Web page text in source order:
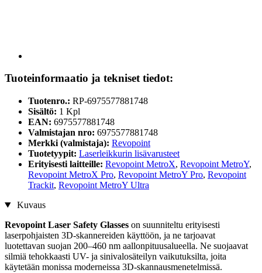
Tuoteinformaatio ja tekniset tiedot:
Tuotenro.: RP-6975577881748
Sisältö: 1 Kpl
EAN: 6975577881748
Valmistajan nro: 6975577881748
Merkki (valmistaja): Revopoint
Tuotetyypit: Laserleikkurin lisävarusteet
Erityisesti laitteille: Revopoint MetroX, Revopoint MetroY,
Revopoint MetroX Pro, Revopoint MetroY Pro, Revopoint
Trackit, Revopoint MetroY Ultra
Kuvaus
Revopoint Laser Safety Glasses on suunniteltu erityisesti
laserpohjaisten 3D-skannereiden käyttöön, ja ne tarjoavat
luotettavan suojan 200–460 nm aallonpituusalueella. Ne suojaavat
silmiä tehokkaasti UV- ja sinivalosäteilyn vaikutuksilta, joita
käytetään monissa moderneissa 3D-skannausmenetelmissä.